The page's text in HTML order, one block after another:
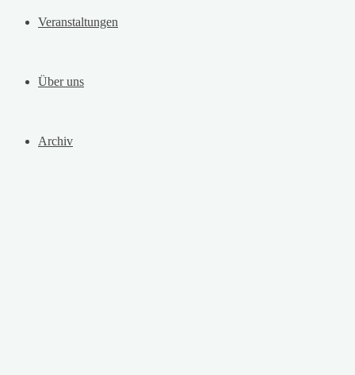
Veranstaltungen
Über uns
Archiv